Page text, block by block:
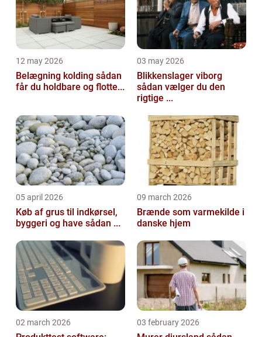
12 may 2026
Belægning kolding sådan
får du holdbare og flotte...
03 may 2026
Blikkenslager viborg
sådan vælger du den
rigtige ...
05 april 2026
Køb af grus til indkørsel,
byggeri og have sådan ...
09 march 2026
Brænde som varmekilde i
danske hjem
02 march 2026 03 february 2026